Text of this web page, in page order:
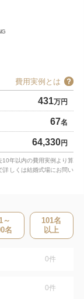
費用実例とは
431万円
67名
64,330円
年以内の費用実例より算
詳しくは結婚式場にお問い
～
名
101名
以上
0件
0件